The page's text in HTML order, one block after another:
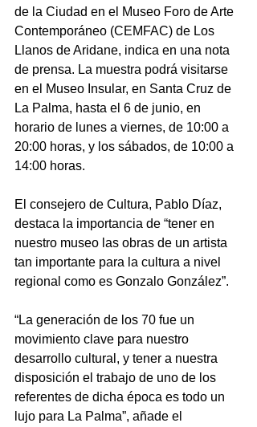
de la Ciudad en el Museo Foro de Arte
Contemporáneo (CEMFAC) de Los
Llanos de Aridane, indica en una nota
de prensa. La muestra podrá visitarse
en el Museo Insular, en Santa Cruz de
La Palma, hasta el 6 de junio, en
horario de lunes a viernes, de 10:00 a
20:00 horas, y los sábados, de 10:00 a
14:00 horas.
El consejero de Cultura, Pablo Díaz,
destaca la importancia de “tener en
nuestro museo las obras de un artista
tan importante para la cultura a nivel
regional como es Gonzalo González”.
“La generación de los 70 fue un
movimiento clave para nuestro
desarrollo cultural, y tener a nuestra
disposición el trabajo de uno de los
referentes de dicha época es todo un
lujo para La Palma”, añade el